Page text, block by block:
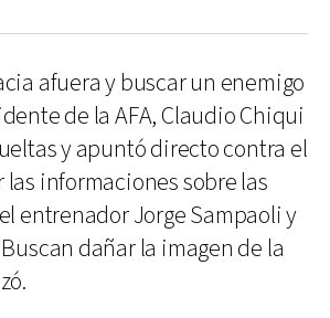
afuera y buscar un enemigo
de la AFA, Claudio Chiqui
y apuntó directo contra el
informaciones sobre las
entrenador Jorge Sampaoli y
dañar la imagen de la